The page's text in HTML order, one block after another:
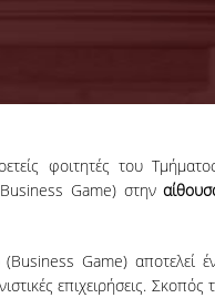
φοιτητές του
Game) στην
(Business Game) αποτελεί
επιχειρήσεις. Σκοπός